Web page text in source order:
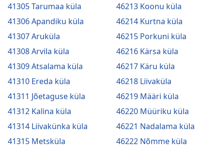
41305 Tarumaa küla
41306 Apandiku küla
41307 Aruküla
41308 Arvila küla
41309 Atsalama küla
41310 Ereda küla
41311 Jõetaguse küla
41312 Kalina küla
41314 Liivakünka küla
41315 Metsküla
46213 Koonu küla
46214 Kurtna küla
46215 Porkuni küla
46216 Kärsa küla
46217 Käru küla
46218 Liivaküla
46219 Määri küla
46220 Müüriku küla
46221 Nadalama küla
46222 Nõmme küla